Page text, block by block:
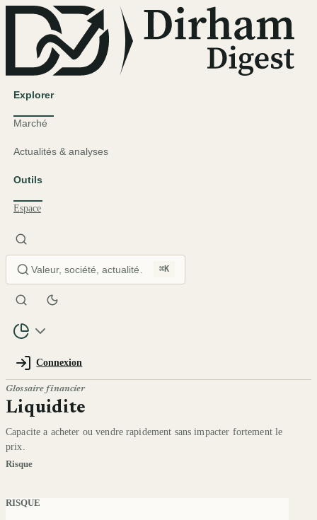
Explorer
Marché
Actualités & analyses
Outils
Espace
⌘K
Connexion
Glossaire financier
Liquidite
Capacite a acheter ou vendre rapidement sans impacter fortement le
prix.
Risque
RISQUE